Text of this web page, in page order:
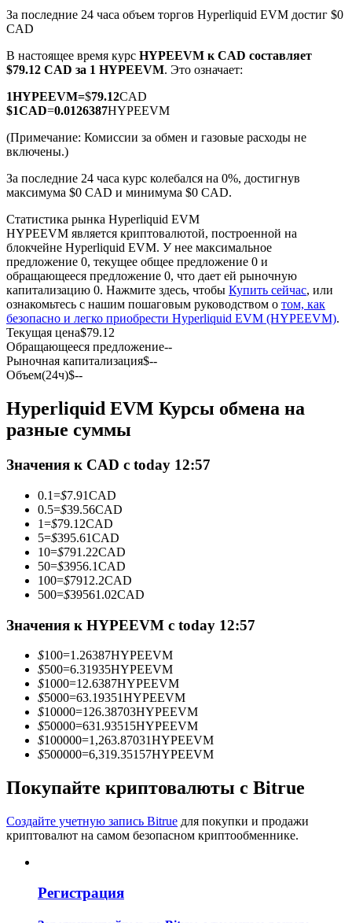
Деривативы на акции, форекс, драгоценные металлы и
сырьевые товары
USDC фьючерсы
Фьючерсы с использованием USDC в качестве
обеспечения
Наслаждайтесь распределением прибыли и комиссиями
за копи-трейдинг
Информация
За последние 24 часа объем торгов Hyperliquid EVM достиг $0
CAD
В настоящее время курс HYPEEVM к CAD составляет
$79.12 CAD за 1 HYPEEVM. Это означает:
1HYPEEVM=$79.12CAD
$1CAD=0.0126387HYPEEVM
(Примечание: Комиссии за обмен и газовые расходы не
включены.)
За последние 24 часа курс колебался на 0%, достигнув
максимума $0 CAD и минимума $0 CAD.
Статистика рынка Hyperliquid EVM
HYPEEVM является криптовалютой, построенной на
блокчейне Hyperliquid EVM. У нее максимальное
предложение 0, текущее общее предложение 0 и
обращающееся предложение 0, что дает ей рыночную
капитализацию 0. Нажмите здесь, чтобы Купить сейчас, или
ознакомьтесь с нашим пошаговым руководством о том, как
безопасно и легко приобрести Hyperliquid EVM (HYPEEVM).
Текущая цена$79.12
Обращающееся предложение--
Рыночная капитализация$--
Объем(24ч)$--
Hyperliquid EVM Курсы обмена на
разные суммы
Значения к CAD с today 12:57
0.1=$7.91CAD
0.5=$39.56CAD
1=$79.12CAD
5=$395.61CAD
10=$791.22CAD
50=$3956.1CAD
100=$7912.2CAD
500=$39561.02CAD
Значения к HYPEEVM с today 12:57
$100=1.26387HYPEEVM
$500=6.31935HYPEEVM
$1000=12.6387HYPEEVM
$5000=63.19351HYPEEVM
$10000=126.38703HYPEEVM
$50000=631.93515HYPEEVM
$100000=1,263.87031HYPEEVM
$500000=6,319.35157HYPEEVM
Покупайте криптовалюты с Bitrue
Создайте учетную запись Bitrue для покупки и продажи
криптовалют на самом безопасном криптообменнике.
Регистрация